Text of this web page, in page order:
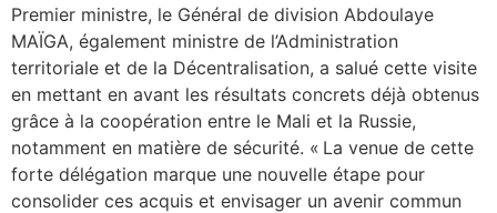
Premier ministre, le Général de division Abdoulaye
MAÏGA, également ministre de l’Administration
territoriale et de la Décentralisation, a salué cette visite
en mettant en avant les résultats concrets déjà obtenus
grâce à la coopération entre le Mali et la Russie,
notamment en matière de sécurité. « La venue de cette
forte délégation marque une nouvelle étape pour
consolider ces acquis et envisager un avenir commun